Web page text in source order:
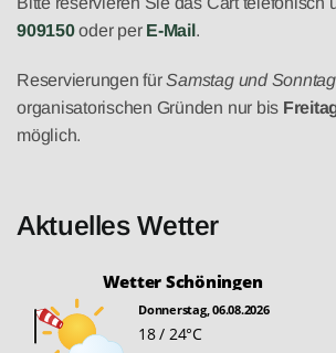
909150oder per E-Mail.
Reservierungen fürSamstag und Sonntag
organisatorischen Gründen nur bis
möglich.
Aktuelles Wetter
Wetter Schöningen
Donnerstag, 06.08.2026
18 / 24°C